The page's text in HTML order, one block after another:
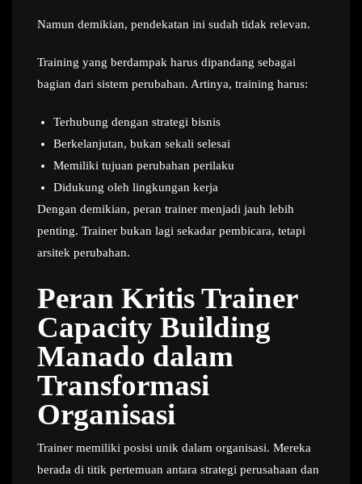
Namun demikian, pendekatan ini sudah tidak relevan.
Training yang berdampak harus dipandang sebagai
bagian dari sistem perubahan. Artinya, training harus:
Terhubung dengan strategi bisnis
Berkelanjutan, bukan sekali selesai
Memiliki tujuan perubahan perilaku
Didukung oleh lingkungan kerja
Dengan demikian, peran trainer menjadi jauh lebih
penting. Trainer bukan lagi sekadar pembicara, tetapi
arsitek perubahan.
Peran Kritis Trainer
Capacity Building
Manado dalam
Transformasi
Organisasi
Trainer memiliki posisi unik dalam organisasi. Mereka
berada di titik pertemuan antara strategi perusahaan dan